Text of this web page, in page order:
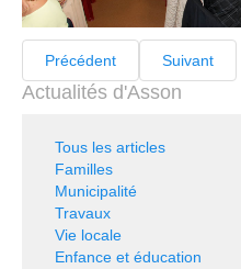
Précédent Suivant
Actualités d'Asson
Tous les articles
Familles
Municipalité
Travaux
Vie locale
Enfance et éducation